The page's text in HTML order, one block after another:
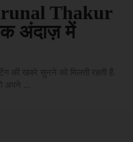
Thakur
अंदाज़ में